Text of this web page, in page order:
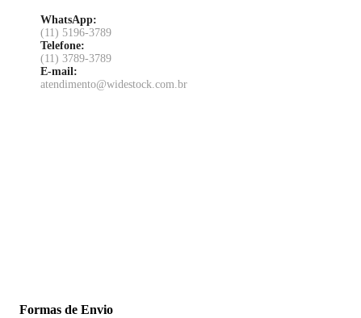
WhatsApp:
(11) 5196-3789
Telefone:
(11) 3789-3789
E-mail:
atendimento@widestock.com.br
Formas de Envio